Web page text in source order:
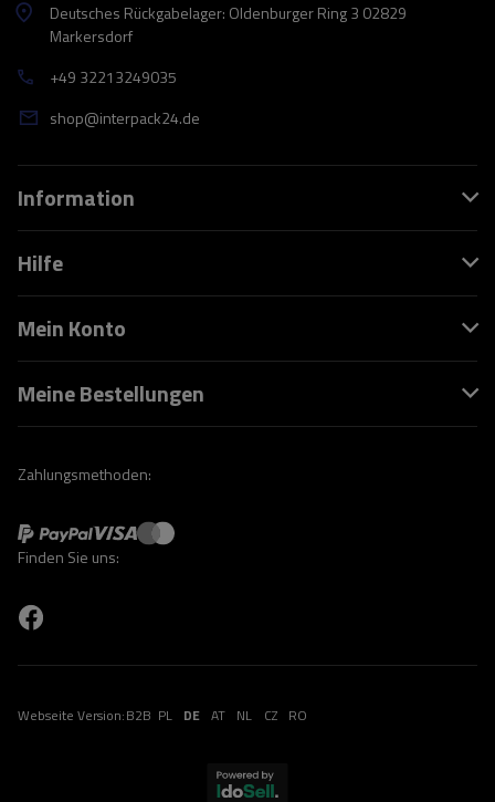
Deutsches Rückgabelager: Oldenburger Ring 3 02829
Markersdorf
+49 32213249035
shop@interpack24.de
Information
Hilfe
Mein Konto
Meine Bestellungen
Zahlungsmethoden:
Finden Sie uns:
Webseite Version:B2B PL DE AT NL CZ RO